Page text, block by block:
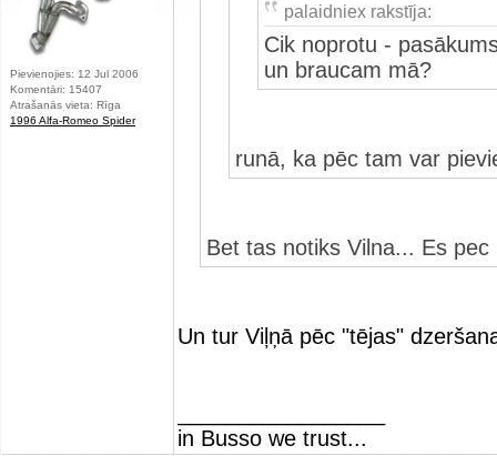
Pievienojies: 12 Jul 2006
Komentāri: 15407
Atrašanās vieta: Rīga
1996 Alfa-Romeo Spider
palaidniex rakstīja:
Cik noprotu -
un braucam mā?
runā, ka pēc tam var
Bet tas notiks Vilna... Es
Un tur Viļņā pēc "tējas"
in Busso we trust...